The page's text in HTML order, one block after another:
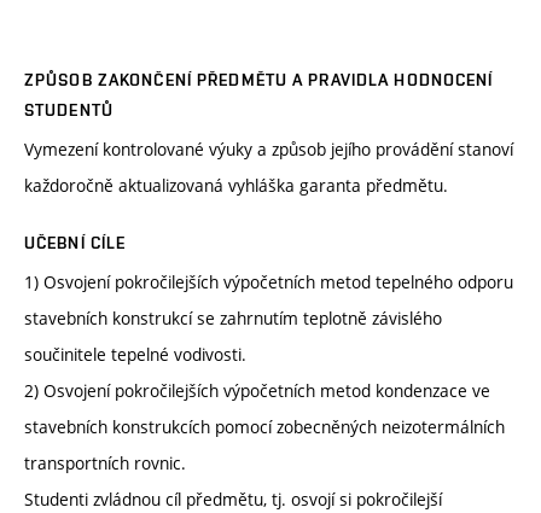
ZPŮSOB ZAKONČENÍ PŘEDMĚTU A PRAVIDLA HODNOCENÍ
STUDENTŮ
Vymezení kontrolované výuky a způsob jejího provádění stanoví
každoročně aktualizovaná vyhláška garanta předmětu.
UČEBNÍ CÍLE
1) Osvojení pokročilejších výpočetních metod tepelného odporu
stavebních konstrukcí se zahrnutím teplotně závislého
součinitele tepelné vodivosti.
2) Osvojení pokročilejších výpočetních metod kondenzace ve
stavebních konstrukcích pomocí zobecněných neizotermálních
transportních rovnic.
Studenti zvládnou cíl předmětu, tj. osvojí si pokročilejší